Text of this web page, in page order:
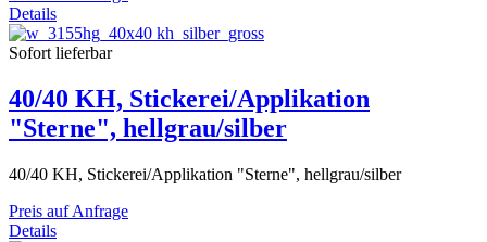
Details
Sofort lieferbar
40/40 KH, Stickerei/Applikation
"Sterne", hellgrau/silber
40/40 KH, Stickerei/Applikation "Sterne", hellgrau/silber
Preis auf Anfrage
Details